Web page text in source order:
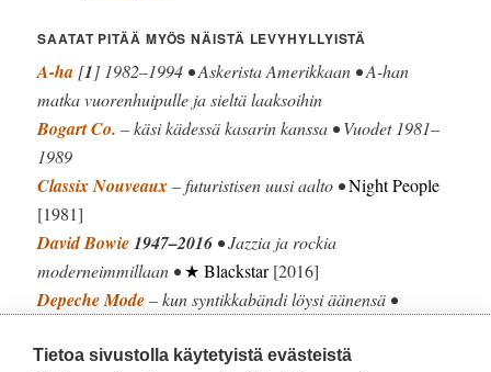
SAATAT PITÄÄ MYÖS NÄISTÄ LEVYHYLLYISTÄ
A-ha [1] 1982–1994 • Askerista Amerikkaan • A-han
matka vuorenhuipulle ja sieltä laaksoihin
Bogart Co. – käsi kädessä kasarin kanssa • Vuodet 1981–
1989
Classix Nouveaux– futuristisen uusi aalto •Night People
[1981]
David Bowie1947–2016 • Jazzia ja rockia
moderneimmillaan •★ Blackstar[2016]
Depeche Mode– kun syntikkabändi löysi äänensä •
Duran Duran– tie tähtien joukkoon •Rio[1982]
Tietoa sivustolla käytetyistä evästeistä